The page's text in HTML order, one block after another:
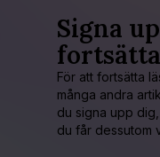
Signa
För att fortsätta
många andra
du signa upp
du får dessutom